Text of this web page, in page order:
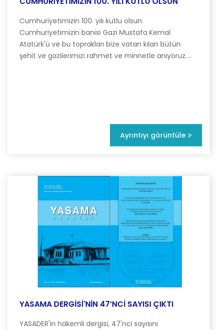
Cumhuriyetimizin 100. yılı kutlu olsun.
Cumhuriyetimizin banisi Gazi Mustafa Kemal
Atatürk'ü ve bu toprakları bize vatan kılan bütün
şehit ve gazilerimizi rahmet ve minnetle anıyoruz....
Ayrıntıyı görüntüle
YASAMA DERGİSİ'NİN 47’NCİ SAYISI ÇIKTI
YASADER'in hakemli dergisi, 47'nci sayısını